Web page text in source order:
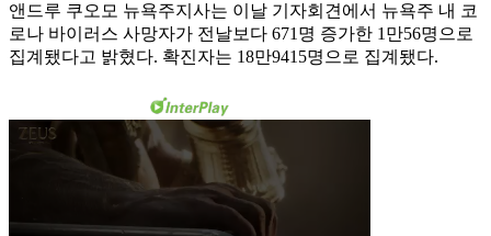
앤드루 쿠오모 뉴욕주지사는 이날 기자회견에서 뉴욕주 내 코
로나 바이러스 사망자가 전날보다 671명 증가한 1만56명으로
집계됐다고 밝혔다. 확진자는 18만9415명으로 집계됐다.